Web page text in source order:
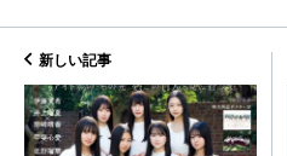
新しい記事